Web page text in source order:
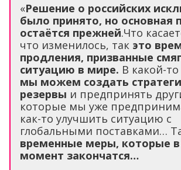
«Решение о российских
было принято, но основная
остаётся прежней.Что
что изменилось, так это
продления, призванные
ситуацию в мире. В какой-то
мы можем создать
резервы и предпринять
которые мы уже
как-то улучшить ситуацию с
глобальными поставками…
временные меры, которые
момент закончатся…